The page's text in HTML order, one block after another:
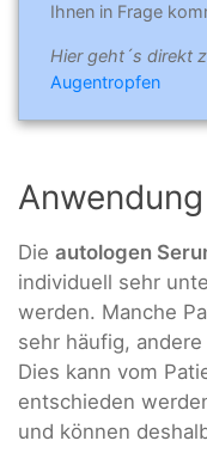
Ihnen in Frage
Hier geht´s direkt
Augentropfen
Anwendung
Die autologen
individuell sehr
werden. Manche
sehr häufig,
Dies kann vom
entschieden
und können